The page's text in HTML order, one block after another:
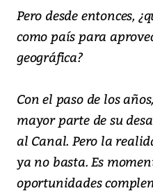
Pero desde entonces,
como país para
geográfica?
Con el paso de los
mayor parte de su
al Canal. Pero la
ya no basta. Es
oportunidades